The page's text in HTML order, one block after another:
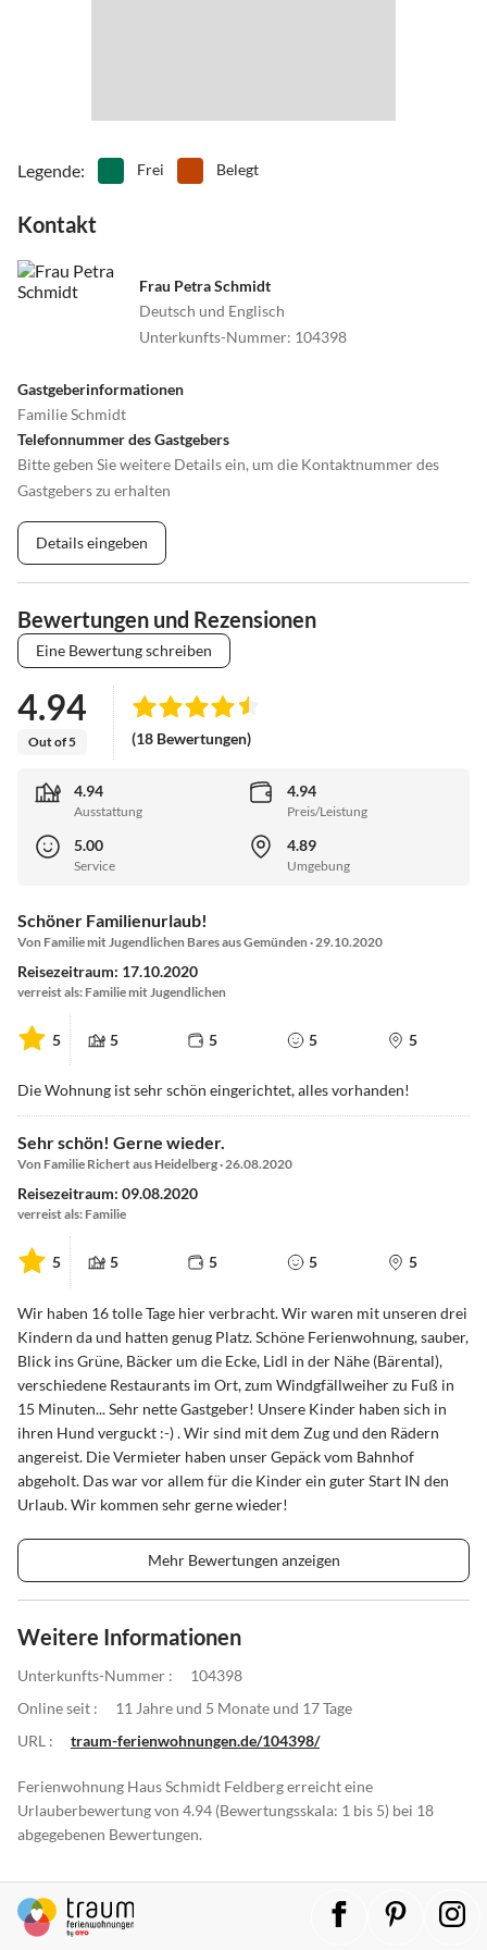
Legende: Frei Belegt
Kontakt
Frau Petra Schmidt
Deutsch und Englisch
Unterkunfts-Nummer: 104398
Gastgeberinformationen
Familie Schmidt
Telefonnummer des Gastgebers
Bitte geben Sie weitere Details ein, um die Kontaktnummer des
Gastgebers zu erhalten
Details eingeben
Bewertungen und Rezensionen
Eine Bewertung schreiben
4.94
Out of 5 (18 Bewertungen)
4.94
Ausstattung
4.94
Preis/Leistung
5.00
Service
4.89
Umgebung
Schöner Familienurlaub!
Von Familie mit Jugendlichen Bares aus Gemünden · 29.10.2020
Reisezeitraum: 17.10.2020
verreist als: Familie mit Jugendlichen
5 5 5 5 5
Die Wohnung ist sehr schön eingerichtet, alles vorhanden!
Sehr schön! Gerne wieder.
Von Familie Richert aus Heidelberg · 26.08.2020
Reisezeitraum: 09.08.2020
verreist als: Familie
5 5 5 5 5
Wir haben 16 tolle Tage hier verbracht. Wir waren mit unseren drei
Kindern da und hatten genug Platz. Schöne Ferienwohnung, sauber,
Blick ins Grüne, Bäcker um die Ecke, Lidl in der Nähe (Bärental),
verschiedene Restaurants im Ort, zum Windgfällweiher zu Fuß in
15 Minuten... Sehr nette Gastgeber! Unsere Kinder haben sich in
ihren Hund verguckt :-) . Wir sind mit dem Zug und den Rädern
angereist. Die Vermieter haben unser Gepäck vom Bahnhof
abgeholt. Das war vor allem für die Kinder ein guter Start IN den
Urlaub. Wir kommen sehr gerne wieder!
Mehr Bewertungen anzeigen
Weitere Informationen
Unterkunfts-Nummer :
104398
Online seit :
11 Jahre und 5 Monate und 17 Tage
URL :
traum-ferienwohnungen.de/104398/
Ferienwohnung Haus Schmidt Feldberg erreicht eine
Urlauberbewertung von 4.94 (Bewertungsskala: 1 bis 5) bei 18
abgegebenen Bewertungen.